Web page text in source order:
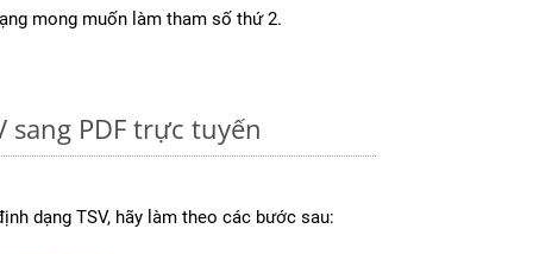
mong muốn làm tham số thứ 2.
sang PDF trực tuyến
dạng TSV, hãy làm theo các bước sau: